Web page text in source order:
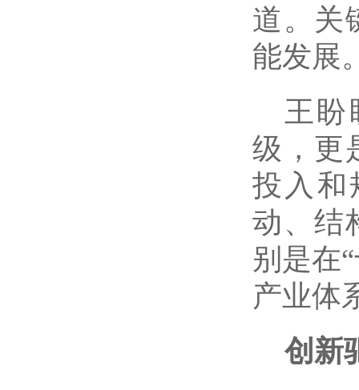
道。关
能发展
王盼
级，更
投入和
动、结
别是在
产业体
创新